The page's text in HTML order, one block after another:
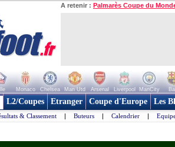
A retenir : Palmarès Coupe du
Monaco Chelsea Man Utd Arsenal Liverpool ManCity
L2/Coupes Etranger Coupe d'Europe Les
& Classement | Buteurs | Calendrier |